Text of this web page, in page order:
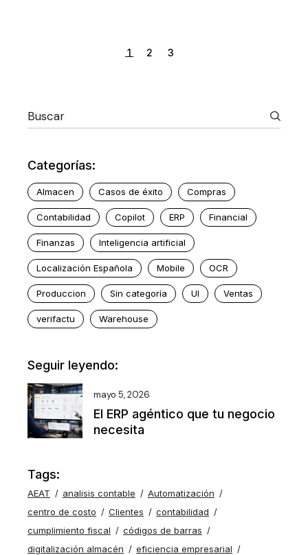
1 2 3
Categorías:
Almacen Casos de éxito Compras
Contabilidad Copilot ERP Financial
Finanzas Inteligencia artificial
Localización Española Mobile OCR
Produccion Sin categoría UI Ventas
verifactu Warehouse
Seguir leyendo:
mayo 5, 2026
El ERP agéntico que tu negocio
necesita
Tags:
AEAT analisis contable
Automatización
centro de costo
Clientes
contabilidad
cumplimiento fiscal
códigos de barras
digitalización almacén
eficiencia empresarial